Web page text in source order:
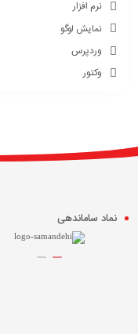
نرم افزار
نمایش لوگو
وردپرس
وکتور
نماد ساماندهی